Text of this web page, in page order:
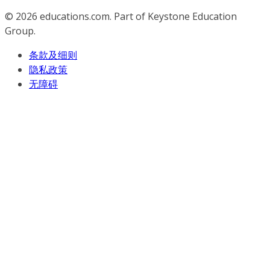
© 2026 educations.com. Part of Keystone Education
Group.
条款及细则
隐私政策
无障碍